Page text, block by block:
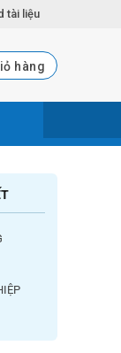
tài liệu
hàng